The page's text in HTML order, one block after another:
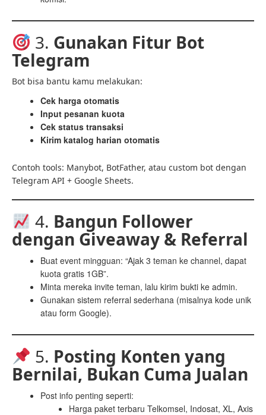
3. Gunakan Fitur Bot
Telegram
Bot bisa bantu kamu melakukan:
Cek harga otomatis
Input pesanan kuota
Cek status transaksi
Kirim katalog harian otomatis
Contoh tools: Manybot, BotFather, atau custom bot dengan
Telegram API + Google Sheets.
4. Bangun Follower
dengan Giveaway & Referral
Buat event mingguan: “Ajak 3 teman ke channel, dapat
kuota gratis 1GB”.
Minta mereka invite teman, lalu kirim bukti ke admin.
Gunakan sistem referral sederhana (misalnya kode unik
atau form Google).
5. Posting Konten yang
Bernilai, Bukan Cuma Jualan
Post info penting seperti:
Harga paket terbaru Telkomsel, Indosat, XL, Axis